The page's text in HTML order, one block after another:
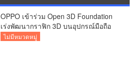
OPPO เข้าร่วม Open 3D Foundation
เร่งพัฒนากราฟิก 3D บนอุปกรณ์มือถือ
ไม่มีหมวดหมู่